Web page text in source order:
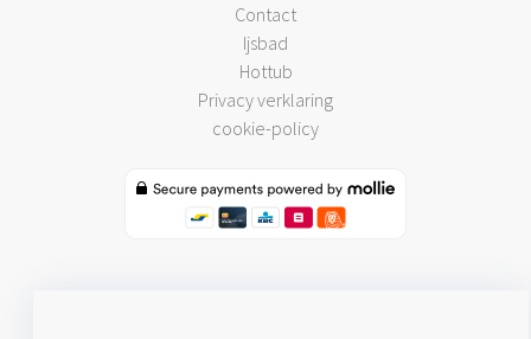
Contact
Ijsbad
Hottub
Privacy verklaring
cookie-policy